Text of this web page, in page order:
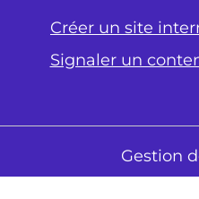
Créer un site
Signaler un
Gestion